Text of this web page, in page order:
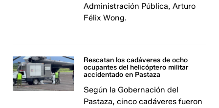
Administración Pública, Arturo
Félix Wong.
Rescatan los cadáveres de ocho
ocupantes del helicóptero militar
accidentado en Pastaza
Según la Gobernación del
Pastaza, cinco cadáveres fueron